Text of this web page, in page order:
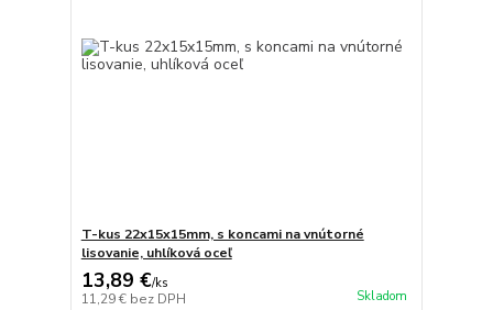
T-kus 22x15x15mm, s koncami na vnútorné
lisovanie, uhlíková oceľ
13,89 €/ks
11,29 € bez DPH Skladom